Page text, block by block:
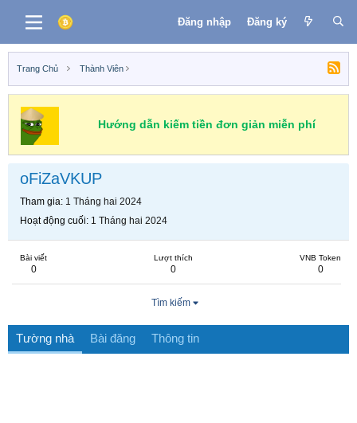
Đăng nhập Đăng ký
Trang Chủ Thành Viên
Hướng dẫn kiếm tiền đơn giản miễn phí
oFiZaVKUP
Tham gia 1 Tháng hai 2024
Hoạt động cuối 1 Tháng hai 2024
Bài viết
0
Lượt thích
0
VNB Token
0
Tìm kiếm
Tường nhà Bài đăng Thông tin